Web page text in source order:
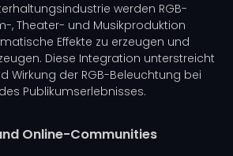
werden RGB-
, Theater- und Musikproduktion
Effekte zu erzeugen und
Diese Integration unterstreicht
Wirkung der RGB-Beleuchtung bei
Publikumserlebnisses.
Online-Communities